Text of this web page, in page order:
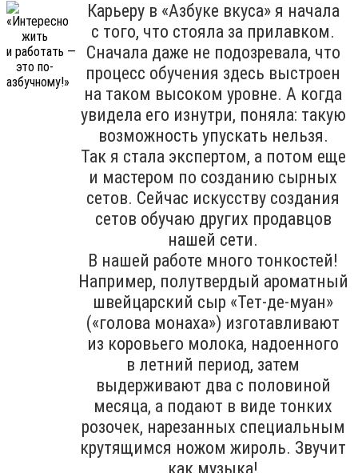
Карьеру в «Азбуке вкуса» я начала
с того, что стояла за прилавком.
Сначала даже не подозревала, что
процесс обучения здесь выстроен
на таком высоком уровне. А когда
увидела его изнутри, поняла: такую
возможность упускать нельзя.
Так я стала экспертом, а потом еще
и мастером по созданию сырных
сетов. Сейчас искусству создания
сетов обучаю других продавцов
нашей сети.
В нашей работе много тонкостей!
Например, полутвердый ароматный
швейцарский сыр «Тет-де-муан»
(«голова монаха») изготавливают
из коровьего молока, надоенного
в летний период, затем
выдерживают два с половиной
месяца, а подают в виде тонких
розочек, нарезанных специальным
крутящимся ножом жироль. Звучит
как музыка!